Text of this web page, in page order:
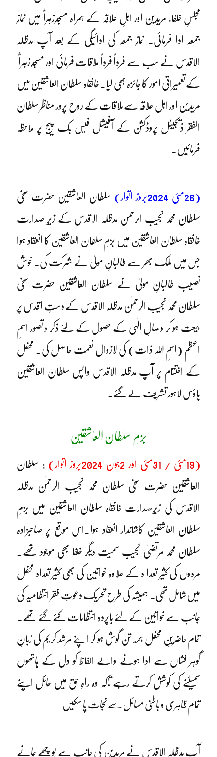
مجلسِ خلفا، مریدین اور اہلِ علاقہ کے ہمراہ مسجدِزہراؓ میں نمازِ
جمعہ ادا فرمائی۔ نمازِ جمعہ کی ادائیگی کے بعد آپ مدظلہ
الاقدس نے سب سے فرداً فرداً ملاقات فرمائی اور مسجدِ زہراؓ
کے تعمیراتی امور کا جائزہ بھی لیا۔ خانقاہ سلطان العاشقین میں
مریدین اور اہل علاقہ سے ملاقات کے روح پرور مناظر سلطان
الفقر ڈیجیٹل پروڈکشن کے آفیشل فیس بک پیج پر ملاحظہ
فرمائیں۔
(26مئی 2024بروز اتوار) سلطان العاشقین حضرت سخی
سلطان محمد نجیب الرحمن مدظلہ الاقدس کے زیرِ صدارت
خانقاہ سلطان العاشقین میں بزمِ سلطان العاشقین کا انعقاد ہوا
جس میں ملک بھر سے طالبانِ مولیٰ نے شرکت کی۔ خوش
نصیب طالبانِ مولیٰ نے سلطان العاشقین حضرت سخی
سلطان محمد نجیب الرحمٰن مدظلہ الاقدس کے دستِ اقدس پر
بیعت ہو کر وصالِ الٰہی کے حصول کے لئے ذکر و تصور اسمِ
اعظم (اسمِ اللہ ذات) کی لازوال نعمت حاصل کی۔ محفل
کے اختتام پر آپ مدظلہ الاقدس واپس سلطان العاشقین
ہاؤس لاہور تشریف لے گئے۔
بزمِ سلطان العاشقین
(19مئی / 31مئی اور 2جون 2024بروز اتوار) : سلطان
العاشقین حضرت سخی سلطان محمد نجیب الرحمٰن مدظلہ
الاقدس کی زیرِصدارت خانقاہ سلطان العاشقین میں بزمِ
سلطان العاشقین کاشاندار انعقاد ہوا۔اس موقع پر صاحبزادہ
سلطان محمد مرتضیٰ نجیب سمیت دیگر خلفا بھی موجود تھے۔
مردوں کی کثیر تعدا د کے علاوہ خواتین کی بھی کثیر تعداد محفل
میں شامل تھی۔ ہمیشہ کی طرح تحریک دعوتِ فقر انتظامیہ کی
جانب سے خواتین کے لئے باپردہ انتظامات کئے گئے تھے۔
تمام حاضرینِ محفل ہمہ تن گوش ہو کر اپنے مرشد کریم کی زبانِ
گوہر فشاں سے ادا ہونے والے الفاظ کو دل کے ہاتھوں
سمیٹنے کی کوشش کرتے رہے تاکہ وہ راہِ حق میں حائل اپنے
تمام ظاہری و باطنی مسائل سے نجات پا سکیں۔
آپ مدظلہ الاقدس نے مریدین کی جانب سے پوچھے جانے